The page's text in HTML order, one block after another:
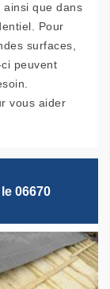
ainsi que dans
Pour
surfaces,
peuvent
vous aider
06670